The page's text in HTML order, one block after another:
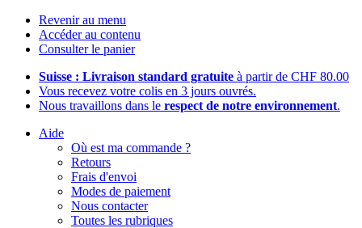
Revenir au menu
Accéder au contenu
Consulter le panier
Suisse : Livraison standard gratuite à partir de CHF 80.00
Vous recevez votre colis en 3 jours ouvrés.
Nous travaillons dans le respect de notre environnement.
Aide
Où est ma commande ?
Retours
Frais d'envoi
Modes de paiement
Nous contacter
Toutes les rubriques